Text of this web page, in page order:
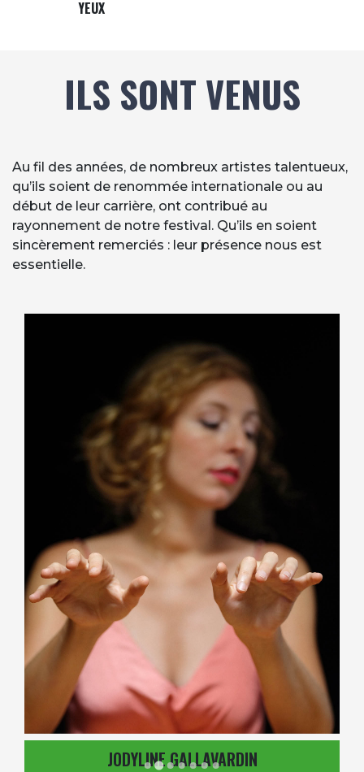
YEUX
ILS SONT VENUS
Texte ils sont venus
Au fil des années, de nombreux artistes talentueux,
qu’ils soient de renommée internationale ou au
début de leur carrière, ont contribué au
rayonnement de notre festival. Qu’ils en soient
sincèrement remerciés : leur présence nous est
essentielle.
JODYLINE GALLAVARDIN